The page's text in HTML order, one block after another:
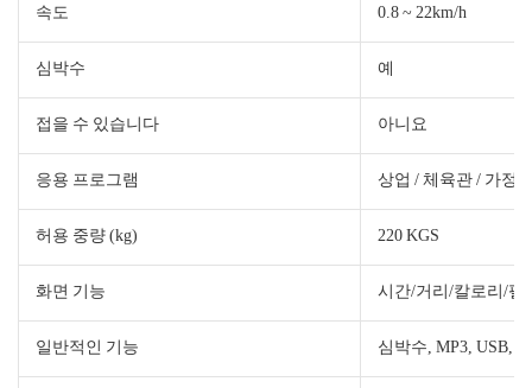
속도 0.8 ~ 22km/h
심박수 예
접을 수 있습니다 아니요
응용 프로그램 상업 / 체육관 / 가정
허용 중량 (kg) 220 KGS
화면 기능 시간/거리/칼로리/펄
일반적인 기능 심박수, MP3, USB,